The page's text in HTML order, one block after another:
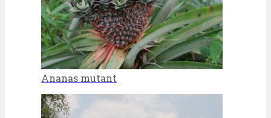
Ananas mutant